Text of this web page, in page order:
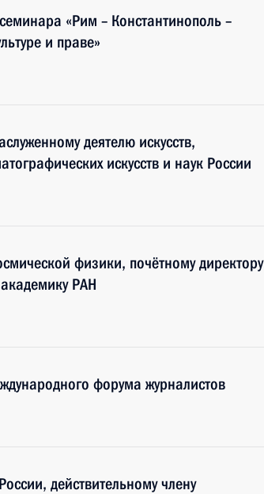
«Рим – Константинополь –
и праве»
деятелю искусств,
искусств и наук России
физики, почётному директору
РАН
форума журналистов
действительному члену